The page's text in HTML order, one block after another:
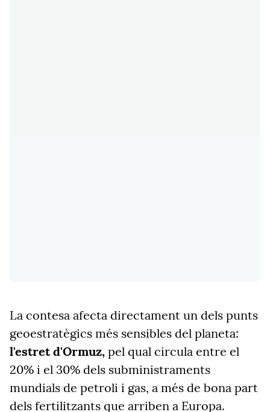
La contesa afecta directament un dels punts
geoestratègics més sensibles del planeta:
l'estret d'Ormuz, pel qual circula entre el
20% i el 30% dels subministraments
mundials de petroli i gas, a més de bona part
dels fertilitzants que arriben a Europa.